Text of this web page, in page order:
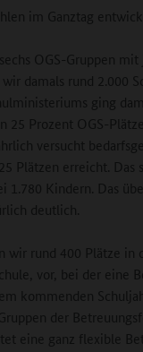
im Ganztag
OGS-Gruppen mit
damals rund 2.000
ging
Prozent OGS-
versucht
Plätzen erreicht. Das
1.780 Kindern. Das
deutlich.
wir rund 400 Plätze in
vor, bei der eine
kommenden
der
eine ganz flexible